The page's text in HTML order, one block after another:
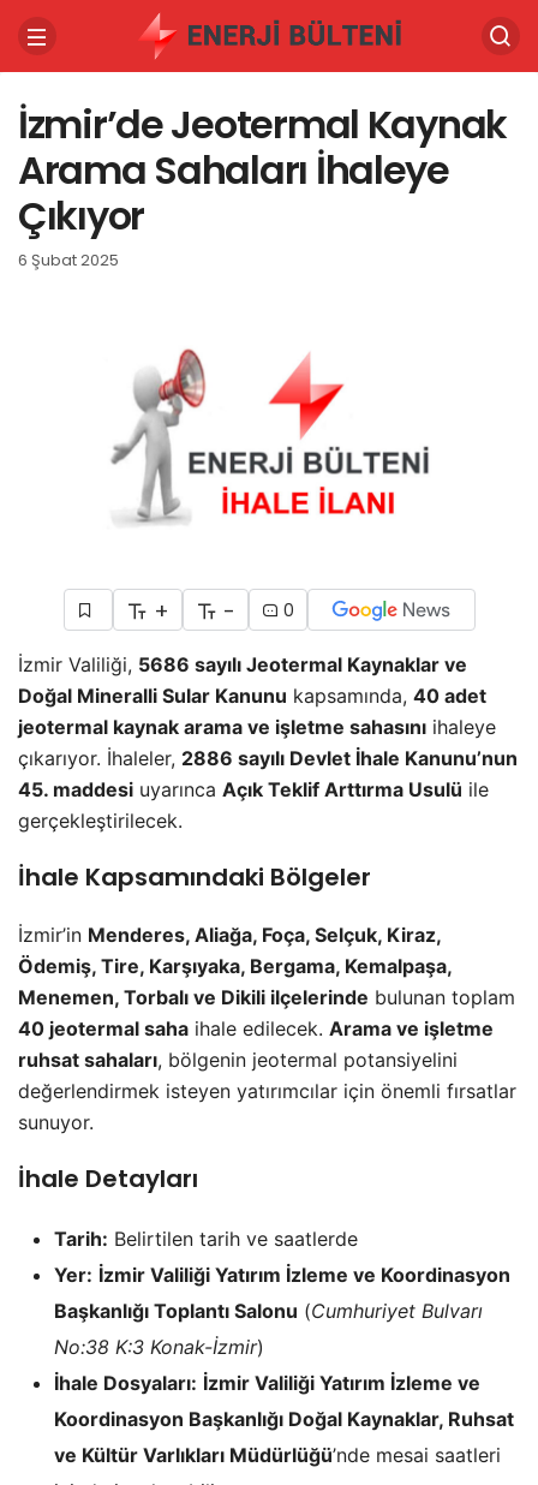
İzmir’de Jeotermal Kaynak
Arama Sahaları İhaleye
Çıkıyor
6 Şubat 2025
+ - 0
İzmir Valiliği, 5686 sayılı Jeotermal Kaynaklar ve
Doğal Mineralli Sular Kanunu kapsamında, 40 adet
jeotermal kaynak arama ve işletme sahasını ihaleye
çıkarıyor. İhaleler, 2886 sayılı Devlet İhale Kanunu’nun
45. maddesi uyarınca Açık Teklif Arttırma Usulü ile
gerçekleştirilecek.
İhale Kapsamındaki Bölgeler
İzmir’in Menderes, Aliağa, Foça, Selçuk, Kiraz,
Ödemiş, Tire, Karşıyaka, Bergama, Kemalpaşa,
Menemen, Torbalı ve Dikili ilçelerinde bulunan toplam
40 jeotermal saha ihale edilecek. Arama ve işletme
ruhsat sahaları, bölgenin jeotermal potansiyelini
değerlendirmek isteyen yatırımcılar için önemli fırsatlar
sunuyor.
İhale Detayları
Tarih: Belirtilen tarih ve saatlerde
Yer: İzmir Valiliği Yatırım İzleme ve Koordinasyon
Başkanlığı Toplantı Salonu (Cumhuriyet Bulvarı
No:38 K:3 Konak-İzmir)
İhale Dosyaları: İzmir Valiliği Yatırım İzleme ve
Koordinasyon Başkanlığı Doğal Kaynaklar, Ruhsat
ve Kültür Varlıkları Müdürlüğü’nde mesai saatleri